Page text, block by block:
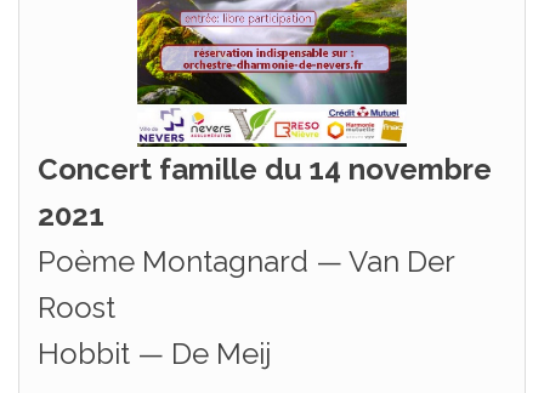
Concert famille du 14 novembre
2021
Poème Montagnard — Van Der
Roost
Hobbit — De Meij